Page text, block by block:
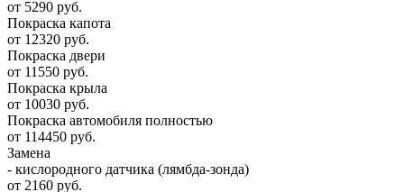
от 5290 руб.
Покраска капота
от 12320 руб.
Покраска двери
от 11550 руб.
Покраска крыла
от 10030 руб.
Покраска автомобиля полностью
от 114450 руб.
Замена
- кислородного датчика (лямбда-зонда)
от 2160 руб.